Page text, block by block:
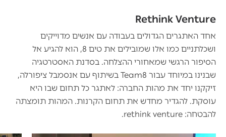
Rethink Venture
אחד האתגרים הגדולים בעבודה עם אנשים מדוייקים
ושכלתניים כמו אלו שמובילים את טים 8, הוא להגיע אל
הסיפור הרגשי שמאחורי ההצלחה. בסדנת האסטרטגיה
שבנינו במיוחד עבור Team8 בשיתוף עם אנסמבל ציפורלה,
זיקקנו יחד את מהות החברה: לאתגר כל תחום שבו היא
עוסקת. להגדיר מחדש את תחום הקרנות. המהות תומצתה
להבטחה: rethink venture.